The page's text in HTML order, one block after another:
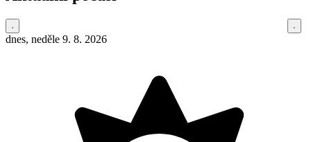
dnes, neděle 9. 8. 2026